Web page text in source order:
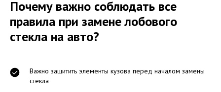
Почему важно соблюдать все
правила при замене лобового
стекла на авто?
Важно защитить элементы кузова перед началом замены
стекла